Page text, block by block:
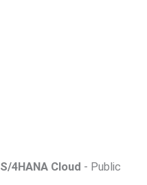
S/4HANA Cloud - Public